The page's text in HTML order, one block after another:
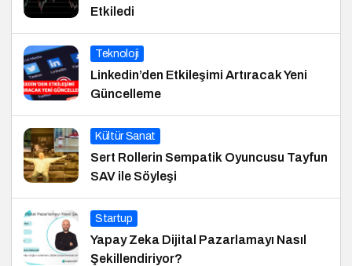
Etkiledi
Teknoloji
Linkedin’den Etkileşimi Artıracak Yeni
Güncelleme
Kültür Sanat
Sert Rollerin Sempatik Oyuncusu Tayfun
SAV ile Söyleşi
Startup
Yapay Zeka Dijital Pazarlamayı Nasıl
Şekillendiriyor?